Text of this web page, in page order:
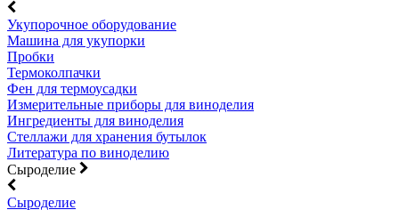
Укупорочное оборудование
Машина для укупорки
Пробки
Термоколпачки
Фен для термоусадки
Измерительные приборы для виноделия
Ингредиенты для виноделия
Стеллажи для хранения бутылок
Литература по виноделию
Сыроделие
Сыроделие